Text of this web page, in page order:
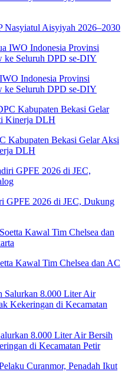
Nasyiatul Aisyiyah 2026–2030
Indonesia Provinsi
ke Seluruh DPD se-DIY
Kabupaten Bekasi Gelar Aksi
DLH
2026 di JEC, Dukung
Kawal Tim Chelsea dan AC
8.000 Liter Air Bersih
di Kecamatan Petir